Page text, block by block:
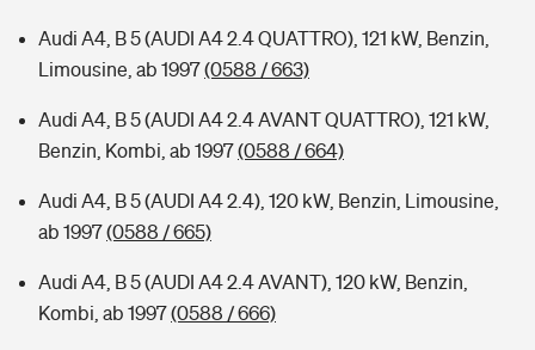
Audi A4, B 5 (AUDI A4 2.4 QUATTRO), 121 kW, Benzin,
Limousine, ab 1997(0588 / 663)
Audi A4, B 5 (AUDI A4 2.4 AVANT QUATTRO), 121 kW,
Benzin, Kombi, ab 1997(0588 / 664)
Audi A4, B 5 (AUDI A4 2.4), 120 kW, Benzin, Limousine,
ab 1997(0588 / 665)
Audi A4, B 5 (AUDI A4 2.4 AVANT), 120 kW, Benzin,
Kombi, ab 1997(0588 / 666)